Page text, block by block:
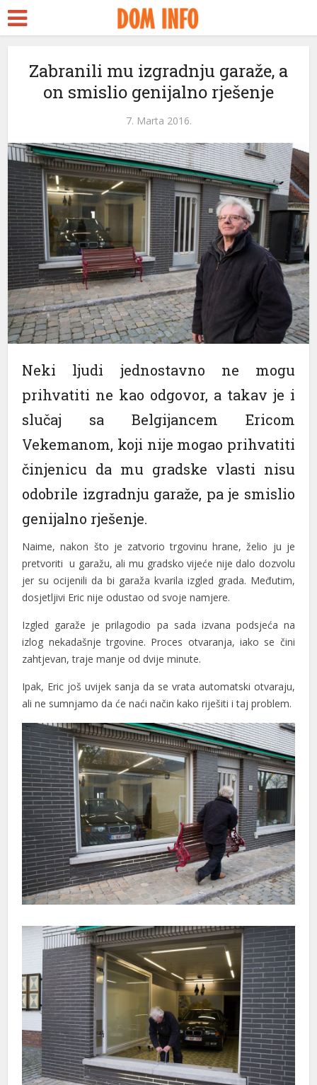
Zabranili mu izgradnju garaže, a
on smislio genijalno rješenje
7. Marta 2016.
Neki ljudi jednostavno ne mogu
prihvatiti ne kao odgovor, a takav je i
slučaj sa Belgijancem Ericom
Vekemanom, koji nije mogao prihvatiti
činjenicu da mu gradske vlasti nisu
odobrile izgradnju garaže, pa je smislio
genijalno rješenje.
Naime, nakon što je zatvorio trgovinu hrane, želio ju je
pretvoriti u garažu, ali mu gradsko vijeće nije dalo dozvolu
jer su ocijenili da bi garaža kvarila izgled grada. Međutim,
dosjetljivi Eric nije odustao od svoje namjere.
Izgled garaže je prilagodio pa sada izvana podsjeća na
izlog nekadašnje trgovine. Proces otvaranja, iako se čini
zahtjevan, traje manje od dvije minute.
Ipak, Eric još uvijek sanja da se vrata automatski otvaraju,
ali ne sumnjamo da će naći način kako riješiti i taj problem.